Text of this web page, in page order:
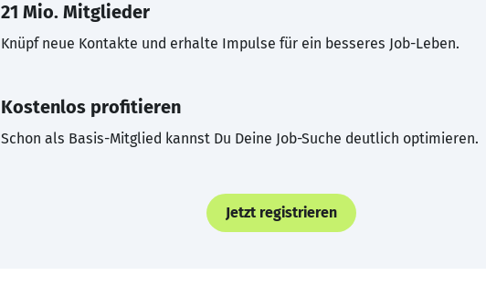
21 Mio. Mitglieder
Knüpf neue Kontakte und erhalte Impulse für ein besseres Job-Leben.
Kostenlos profitieren
Schon als Basis-Mitglied kannst Du Deine Job-Suche deutlich optimieren.
Jetzt registrieren